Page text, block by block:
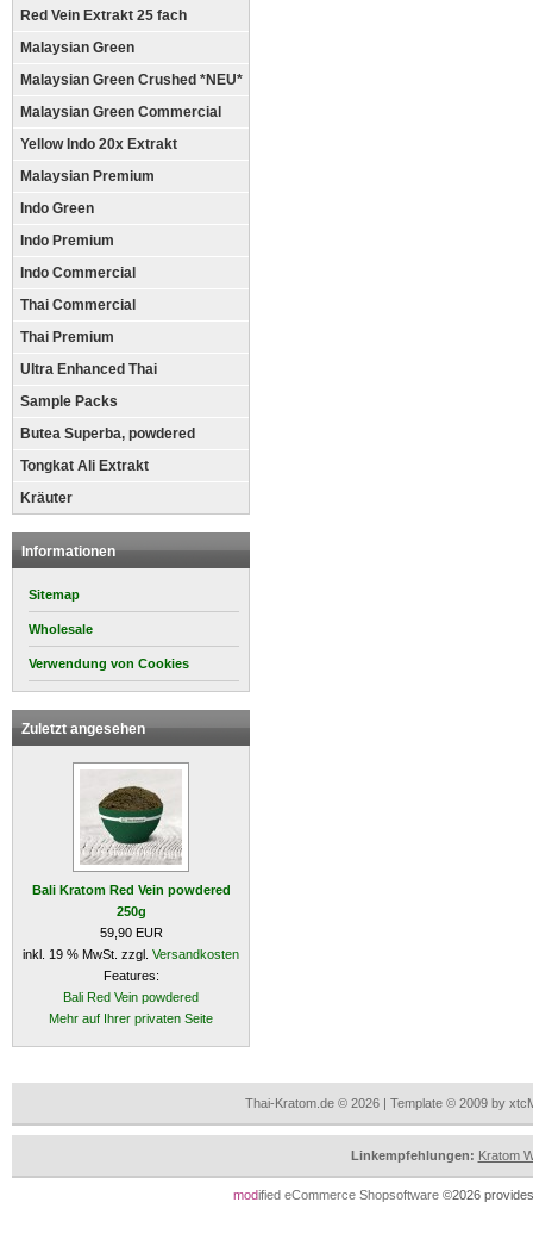
Red Vein Extrakt 25 fach
Malaysian Green
Malaysian Green Crushed *NEU*
Malaysian Green Commercial
Yellow Indo 20x Extrakt
Malaysian Premium
Indo Green
Indo Premium
Indo Commercial
Thai Commercial
Thai Premium
Ultra Enhanced Thai
Sample Packs
Butea Superba, powdered
Tongkat Ali Extrakt
Kräuter
Informationen
Sitemap
Wholesale
Verwendung von Cookies
Zuletzt angesehen
Bali Kratom Red Vein powdered
250g
59,90 EUR
inkl. 19 % MwSt. zzgl. Versandkosten
Features:
Bali Red Vein powdered
Mehr auf Ihrer privaten Seite
Thai-Kratom.de © 2026 | Template © 2009 by
Linkempfehlungen: Kratom
modified eCommerce Shopsoftware©2026